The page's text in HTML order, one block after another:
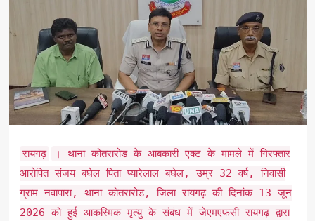
रायगढ़
। थाना कोतरारोड के आबकारी एक्ट के मामले में गिरफ्तार
आरोपित संजय बघेल पिता प्यारेलाल बघेल, उम्र 32 वर्ष, निवासी
ग्राम नवापारा, थाना कोतरारोड, जिला रायगढ़ की दिनांक 13 जून
2026 को हुई आकस्मिक मृत्यु के संबंध में जेएमएफसी रायगढ़ द्वारा